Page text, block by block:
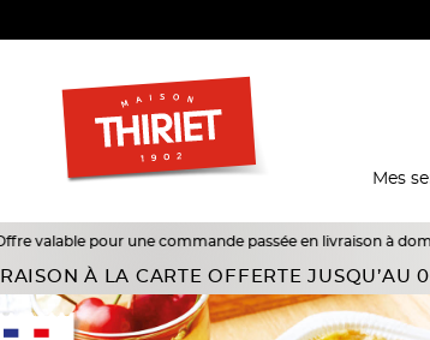
Mes
une commande passée en livraison à domicile du
À LA CARTE OFFERTE JUSQU’AU